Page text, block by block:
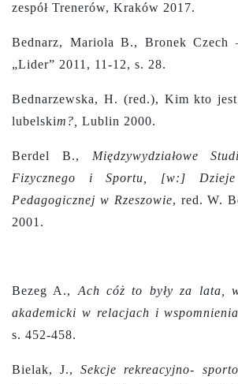
zespół Trenerów, Kraków 2017.
Bednarz, Mariola B., Bronek Czech
„Lider” 2011, 11-12, s. 28.
Bednarzewska, H. (red.), Kim kto
lubelskim?, Lublin 2000.
Berdel B., Międzywydziałowe
Fizycznego i Sportu, [w:] Dzieje
Pedagogicznej w Rzeszowie, red. W.
2001.
Bezeg A., Ach cóż to były za lata,
akademicki w relacjach i
s. 452-458.
Bielak, J.,Sekcje rekreacyjno-